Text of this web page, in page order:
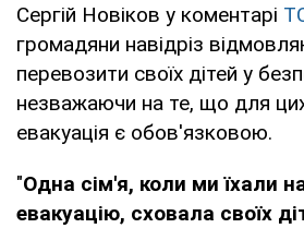
Сергій Новіков у коментарі
громадяни навідріз
перевозити своїх дітей у
незважаючи на те, що для цих
евакуація є обов'язковою.
"Одна сім'я, коли ми їхали
евакуацію, сховала своїх